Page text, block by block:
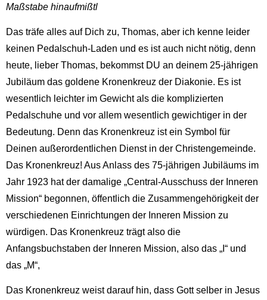
Maßstabe hinaufmißtl
Das träfe alles auf Dich zu, Thomas, aber ich kenne leider
keinen Pedalschuh-Laden und es ist auch nicht nötig, denn
heute, lieber Thomas, bekommst DU an deinem 25-jährigen
Jubiläum das goldene Kronenkreuz der Diakonie. Es ist
wesentlich leichter im Gewicht als die komplizierten
Pedalschuhe und vor allem wesentlich gewichtiger in der
Bedeutung. Denn das Kronenkreuz ist ein Symbol für
Deinen außerordentlichen Dienst in der Christengemeinde.
Das Kronenkreuz! Aus Anlass des 75-jährigen Jubiläums im
Jahr 1923 hat der damalige „Central-Ausschuss der Inneren
Mission“ begonnen, öffentlich die Zusammengehörigkeit der
verschiedenen Einrichtungen der Inneren Mission zu
würdigen. Das Kronenkreuz trägt also die
Anfangsbuchstaben der Inneren Mission, also das „I“ und
das „M“,
Das Kronenkreuz weist darauf hin, dass Gott selber in Jesus